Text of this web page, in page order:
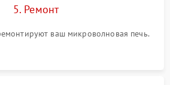
5. Ремонт
ваш микроволновая печь.